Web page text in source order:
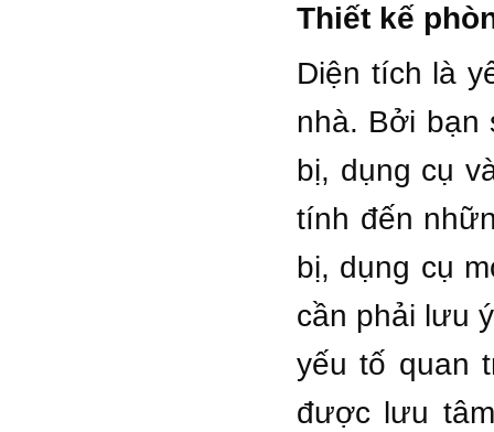
Thiết kế
Diện tích là
nhà. Bởi bạn
bị, dụng cụ
tính đến
bị, dụng cụ
cần phải lưu
yếu tố quan
được lưu